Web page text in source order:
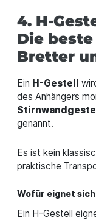
4. H-
Die
Bretter
Ein H-Gestell
des Anhängers
Stirnwandgestell
genannt.
Es ist kein
praktische
Wofür eignet
Ein H-Gestell